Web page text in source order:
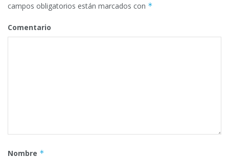
campos obligatorios están marcados con *
Comentario
Nombre *